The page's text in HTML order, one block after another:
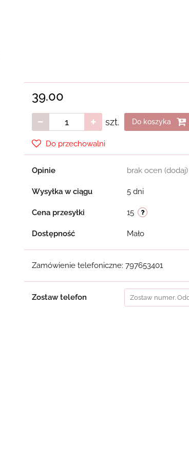
39.00
szt. Do koszyka
Do przechowalni
Opinie brak ocen (dodaj)
Wysyłka w ciągu 5 dni
Cena przesyłki 15
Dostępność Mało
Zamówienie telefoniczne: 797653401
Zostaw telefon